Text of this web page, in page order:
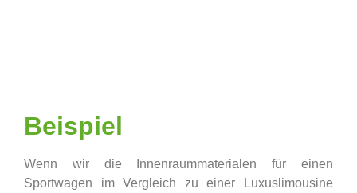
Beispiel
Wenn wir die Innenraummaterialen für einen
Sportwagen im Vergleich zu einer Luxuslimousine